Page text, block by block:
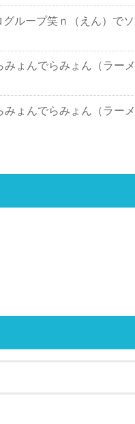
ループ笑ｎ（えん）でソ
ょんでらみょん（ラーメ
ょんでらみょん（ラーメ